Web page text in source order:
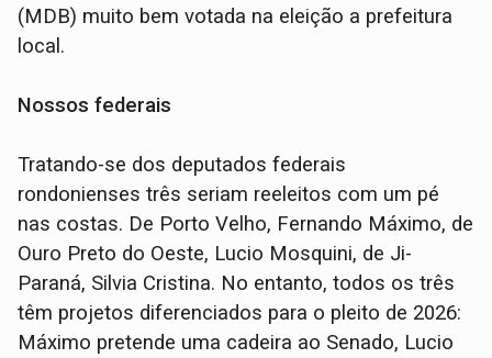
(MDB) muito bem votada na eleição a prefeitura
local.
Nossos federais
Tratando-se dos deputados federais
rondonienses três seriam reeleitos com um pé
nas costas. De Porto Velho, Fernando Máximo, de
Ouro Preto do Oeste, Lucio Mosquini, de Ji-
Paraná, Silvia Cristina. No entanto, todos os três
têm projetos diferenciados para o pleito de 2026:
Máximo pretende uma cadeira ao Senado, Lucio